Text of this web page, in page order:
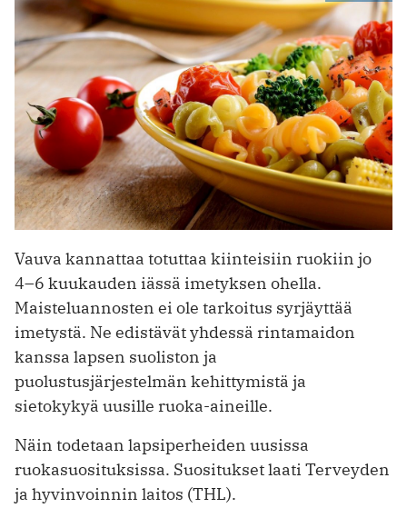
Vauva kannattaa totuttaa kiinteisiin ruokiin jo
4–6 kuukauden iässä imetyksen ohella.
Maisteluannosten ei ole tarkoitus syrjäyttää
imetystä. Ne edistävät yhdessä rintamaidon
kanssa lapsen suoliston ja
puolustusjärjestelmän kehittymistä ja
sietokykyä uusille ruoka-aineille.
Näin todetaan lapsiperheiden uusissa
ruokasuosituksissa. Suositukset laati Terveyden
ja hyvinvoinnin laitos (THL).